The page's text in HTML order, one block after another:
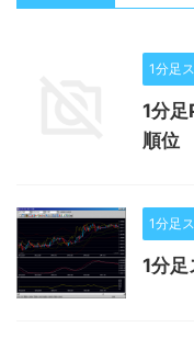
1分足
1分
順位
1分足
1分